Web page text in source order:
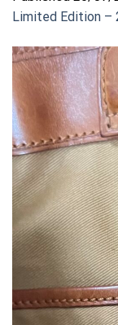
Limited Edition –